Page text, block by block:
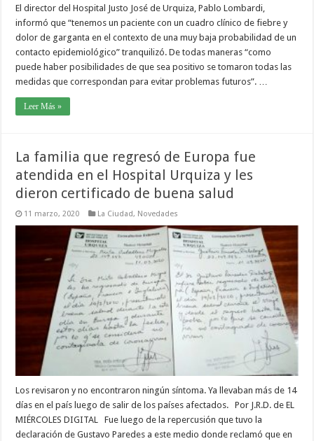
El director del Hospital Justo José de Urquiza, Pablo Lombardi,
informó que “tenemos un paciente con un cuadro clínico de fiebre y
dolor de garganta en el contexto de una muy baja probabilidad de un
contacto epidemiológico” tranquilizó. De todas maneras “como
puede haber posibilidades de que sea positivo se tomaron todas las
medidas que correspondan para evitar problemas futuros”. …
Leer Más »
La familia que regresó de Europa fue
atendida en el Hospital Urquiza y les
dieron certificado de buena salud
11 marzo, 2020 La Ciudad, Novedades
Los revisaron y no encontraron ningún síntoma. Ya llevaban más de 14
días en el país luego de salir de los países afectados. Por J.R.D. de EL
MIÉRCOLES DIGITAL Fue luego de la repercusión que tuvo la
declaración de Gustavo Paredes a este medio donde reclamó que en